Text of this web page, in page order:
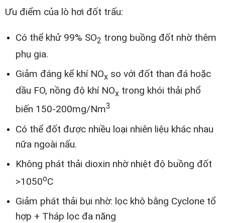
Ưu điểm của lò hơi đốt trấu:
Có thể khử 99% SO2 trong buồng đốt nhờ thêm
phụ gia.
Giảm đáng kể khí NOxso với đốt than đá hoặc
dầu FO, nồng độ khí NOxtrong khói thải phổ
biến 150-200mg/Nm3
Có thể đốt được nhiều loại nhiên liệu khác nhau
nữa ngoài nấu.
Không phát thải dioxin nhờ nhiệt độ buồng đốt
>1050oC
Giảm phát thải bụi nhờ: lọc khô bằng Cyclone tổ
hợp + Tháp lọc đa năng